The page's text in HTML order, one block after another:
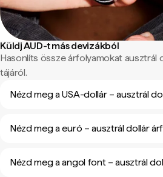
Küldj AUD-t más devizákból
Hasonlíts össze árfolyamokat ausztrál
tájáról.
Nézd meg a USA-dollár – ausztrál
Nézd meg a euró – ausztrál dollár
Nézd meg a angol font – ausztrál